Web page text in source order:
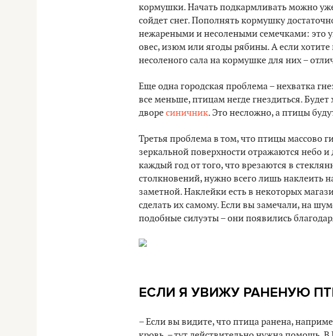
кормушки. Начать подкармливать можно
сойдет снег. Пополнять кормушку
нежареными и несолеными семечками: это
овес, изюм или ягоды рябины. А если хотите
несоленого сала на кормушке для них –
Еще одна городская проблема – нехватка
все меньше, птицам негде гнездиться.
дворесиничник. Это несложно, а птицы
Третья проблема в том, что птицы массово
зеркальной поверхности отражаются небо
каждый год от того, что врезаются в
столкновений, нужно всего лишь наклеить
заметной. Наклейки есть в некоторых
сделать их самому. Если вы замечали, на
подобные силуэты – они появились
ЕСЛИ Я УВИЖУ РАНЕНУЮ
– Если вы видите, что птица ранена,